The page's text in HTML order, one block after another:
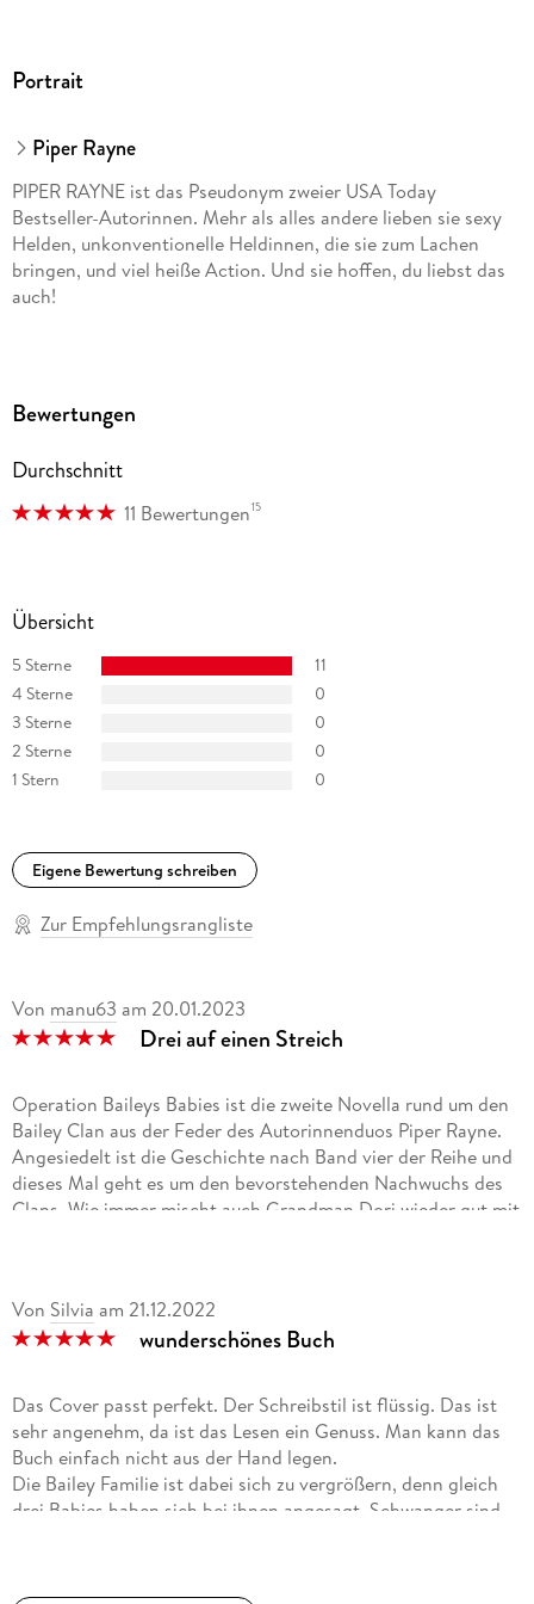
Portrait
Piper Rayne
PIPER RAYNE ist das Pseudonym zweier USA Today
Bestseller-Autorinnen. Mehr als alles andere lieben sie sexy
Helden, unkonventionelle Heldinnen, die sie zum Lachen
bringen, und viel heiße Action. Und sie hoffen, du liebst das
auch!
Bewertungen
Durchschnitt
11 Bewertungen15
Übersicht
5 Sterne
11
4 Sterne
0
3 Sterne
0
2 Sterne
0
1 Stern
0
Eigene Bewertung schreiben
Zur Empfehlungsrangliste
Von manu63 am 20.01.2023
Drei auf einen Streich
Operation Baileys Babies ist die zweite Novella rund um den
Bailey Clan aus der Feder des Autorinnenduos Piper Rayne.
Angesiedelt ist die Geschichte nach Band vier der Reihe und
dieses Mal geht es um den bevorstehenden Nachwuchs des
Clans. Wie immer mischt auch Grandman Dori wieder gut mit
Die Geschichte ist eher nur ein Schlaglicht zwischen den
Bänden vier und fünf und keine lange Geschichte. Man sollte
zu können und ich halte sie eher geeignet für eingefleischte
Bailey Fans, weil man hier nicht viel Neues erfährt. Eher
werden bekannte Situationen aus einer bisher unbekannten
Perspektive erzählt.
Von Silvia am 21.12.2022
wunderschönes Buch
Das Cover passt perfekt. Der Schreibstil ist flüssig. Das ist
sehr angenehm, da ist das Lesen ein Genuss. Man kann das
Buch einfach nicht aus der Hand legen.
Die Bailey Familie ist dabei sich zu vergrößern, denn gleich
drei Babies haben sich bei ihnen angesagt. Schwanger sind